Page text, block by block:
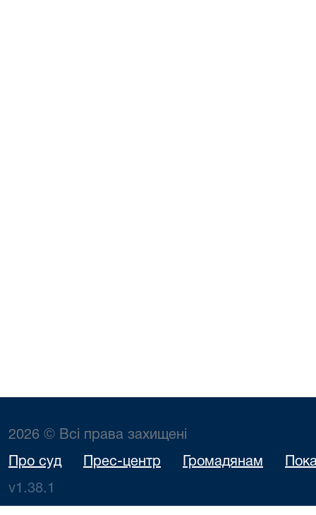
2026 © Всі права захищені
Про суд Прес-центр Громадянам
v1.38.1